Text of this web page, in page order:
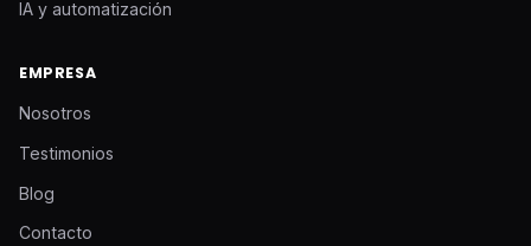
IA y automatización
EMPRESA
Nosotros
Testimonios
Blog
Contacto